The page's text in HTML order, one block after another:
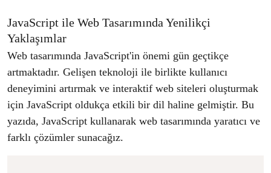
JavaScript ile Web Tasarımında Yenilikçi
Yaklaşımlar
Web tasarımında JavaScript'in önemi gün geçtikçe
artmaktadır. Gelişen teknoloji ile birlikte kullanıcı
deneyimini artırmak ve interaktif web siteleri oluşturmak
için JavaScript oldukça etkili bir dil haline gelmiştir. Bu
yazıda, JavaScript kullanarak web tasarımında yaratıcı ve
farklı çözümler sunacağız.